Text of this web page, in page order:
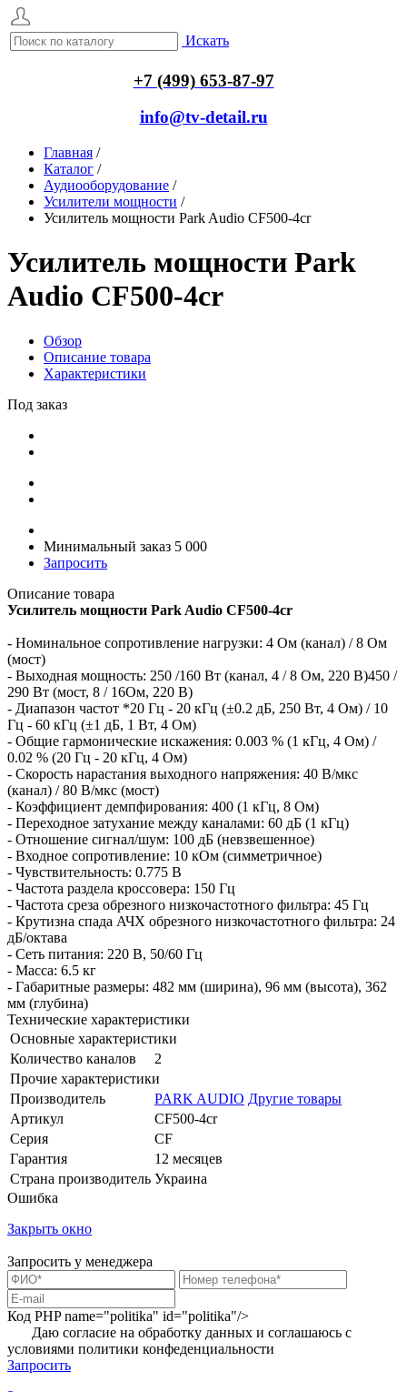
Искать
+7 (499) 653-87-97
info@tv-detail.ru
Главная /
Каталог /
Аудиооборудование /
Усилители мощности /
Усилитель мощности Park Audio CF500-4cr
Усилитель мощности Park
Audio CF500-4cr
Обзор
Описание товара
Характеристики
Под заказ
Минимальный заказ 5 000
Запросить
Описание товара
Усилитель мощности Park Audio CF500-4cr
- Номинальное сопротивление нагрузки: 4 Ом (канал) / 8 Ом
(мост)
- Выходная мощность: 250 /160 Вт (канал, 4 / 8 Ом, 220 В)450 /
290 Вт (мост, 8 / 16Ом, 220 В)
- Диапазон частот *20 Гц - 20 кГц (±0.2 дБ, 250 Вт, 4 Ом) / 10
Гц - 60 кГц (±1 дБ, 1 Вт, 4 Ом)
- Общие гармонические искажения: 0.003 % (1 кГц, 4 Ом) /
0.02 % (20 Гц - 20 кГц, 4 Ом)
- Скорость нарастания выходного напряжения: 40 В/мкс
(канал) / 80 В/мкс (мост)
- Коэффициент демпфирования: 400 (1 кГц, 8 Ом)
- Переходное затухание между каналами: 60 дБ (1 кГц)
- Отношение сигнал/шум: 100 дБ (невзвешенное)
- Входное сопротивление: 10 кОм (симметричное)
- Чувствительность: 0.775 В
- Частота раздела кроссовера: 150 Гц
- Частота среза обрезного низкочастотного фильтра: 45 Гц
- Крутизна спада АЧХ обрезного низкочастотного фильтра: 24
дБ/октава
- Сеть питания: 220 В, 50/60 Гц
- Масса: 6.5 кг
- Габаритные размеры: 482 мм (ширина), 96 мм (высота), 362
мм (глубина)
Технические характеристики
Основные характеристики
Количество каналов
2
Прочие характеристики
Производитель
PARK AUDIO Другие товары
Артикул
CF500-4cr
Серия
CF
Гарантия
12 месяцев
Страна производитель Украина
Ошибка
Закрыть окно
Запросить у менеджера
Код PHPname="politika" id="politika"/>
Даю согласие на обработку данных и соглашаюсь с
условиями политики конфеденциальности
Запросить